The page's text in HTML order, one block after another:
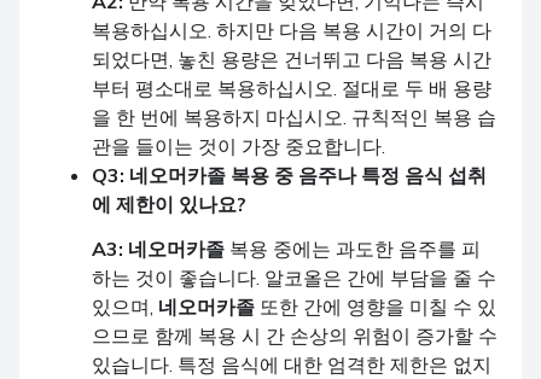
복용하십시오. 하지만 다음 복용 시간이 거의 다
되었다면, 놓친 용량은 건너뛰고 다음 복용 시간
부터 평소대로 복용하십시오. 절대로 두 배 용량
을 한 번에 복용하지 마십시오. 규칙적인 복용 습
관을 들이는 것이 가장 중요합니다.
Q3: 네오머카졸 복용 중 음주나 특정 음식 섭취
에 제한이 있나요?
A3: 네오머카졸 복용 중에는 과도한 음주를 피
하는 것이 좋습니다. 알코올은 간에 부담을 줄 수
있으며, 네오머카졸 또한 간에 영향을 미칠 수 있
으므로 함께 복용 시 간 손상의 위험이 증가할 수
있습니다. 특정 음식에 대한 엄격한 제한은 없지